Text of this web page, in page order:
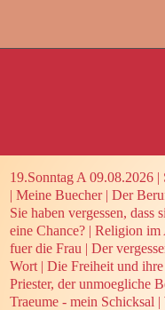
19.Sonntag A 09.08.2026 |
| Meine Buecher | Der
Sie haben vergessen, dass
eine Chance? | Religion im
fuer die Frau | Der
Wort | Die Freiheit und
Priester, der unmoegliche
Traeume - mein Schicksal |